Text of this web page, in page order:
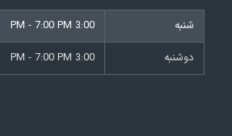
شنبه
3:00 PM - 7:00 PM
دوشنبه
3:00 PM - 7:00 PM